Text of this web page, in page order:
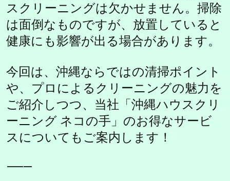
スクリーニングは欠かせません。掃除
は面倒なものですが、放置していると
健康にも影響が出る場合があります。
今回は、沖縄ならではの清掃ポイント
や、プロによるクリーニングの魅力を
ご紹介しつつ、当社「沖縄ハウスクリ
ーニング ネコの手」のお得なサービ
スについてもご案内します！
⸻